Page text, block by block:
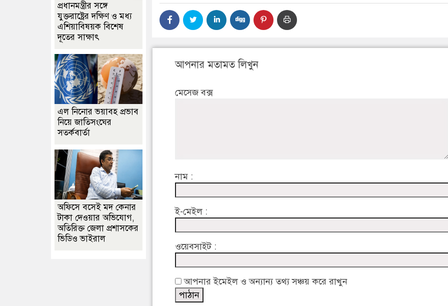
আপনার মতামত লিখুন
মেসেজ বক্স
নাম :
ই-মেইল :
ওয়েবসাইট :
আপনার ইমেইল ও অন্যান্য তথ্য সঞ্চয় করে রাখুন
প্রধানমন্ত্রীর সঙ্গে
যুক্তরাষ্ট্রের দক্ষিণ ও মধ্য
এশিয়াবিষয়ক বিশেষ
দূতের সাক্ষাৎ
এল নিনোর ভয়াবহ প্রভাব
নিয়ে জাতিসংঘের
সতর্কবার্তা
অফিসে বসেই মদ কেনার
টাকা দেওয়ার অভিযোগ,
অতিরিক্ত জেলা প্রশাসকের
ভিডিও ভাইরাল